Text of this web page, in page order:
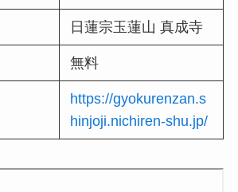
日蓮宗玉蓮山 真成寺
無料
https://gyokurenzan.s
hinjoji.nichiren-shu.jp/